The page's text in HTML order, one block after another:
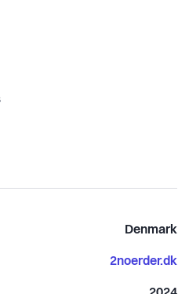
de samme, der sidder på
Performance Framework 2.0
Denmark
2noerder.dk